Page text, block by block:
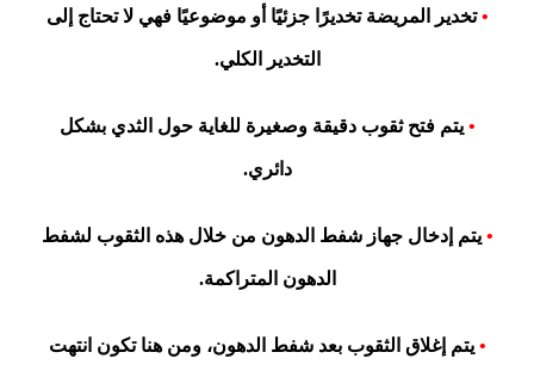
•تخدير المريضة تخديرًا جزئيًا أو موضوعيًا فهي لا تحتاج إلى
التخدير الكلي.
•يتم فتح ثقوب دقيقة وصغيرة للغاية حول الثدي بشكل
دائري.
•يتم إدخال جهاز شفط الدهون من خلال هذه الثقوب لشفط
الدهون المتراكمة.
•يتم إغلاق الثقوب بعد شفط الدهون، ومن هنا تكون انتهت